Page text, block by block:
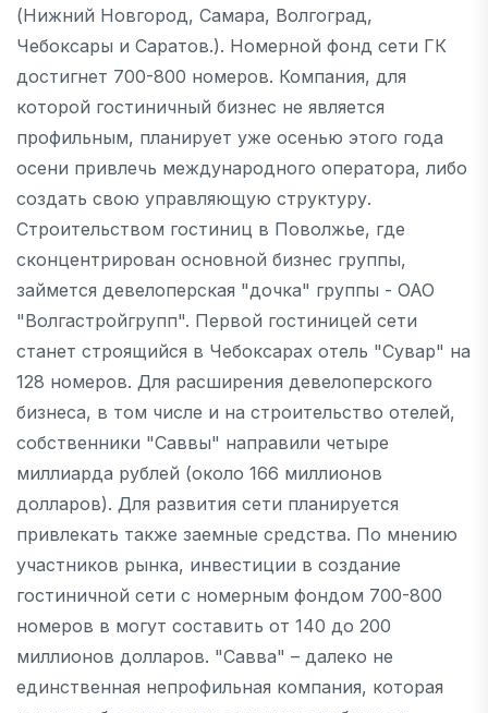
(Нижний Новгород, Самара, Волгоград,
Чебоксары и Саратов.). Номерной фонд сети ГК
достигнет 700-800 номеров. Компания, для
которой гостиничный бизнес не является
профильным, планирует уже осенью этого года
осени привлечь международного оператора, либо
создать свою управляющую структуру.
Строительством гостиниц в Поволжье, где
сконцентрирован основной бизнес группы,
займется девелоперская "дочка" группы - ОАО
"Волгастройгрупп". Первой гостиницей сети
станет строящийся в Чебоксарах отель "Сувар" на
128 номеров. Для расширения девелоперского
бизнеса, в том числе и на строительство отелей,
собственники "Саввы" направили четыре
миллиарда рублей (около 166 миллионов
долларов). Для развития сети планируется
привлекать также заемные средства. По мнению
участников рынка, инвестиции в создание
гостиничной сети с номерным фондом 700-800
номеров в могут составить от 140 до 200
миллионов долларов. "Савва" – далеко не
единственная непрофильная компания, которая